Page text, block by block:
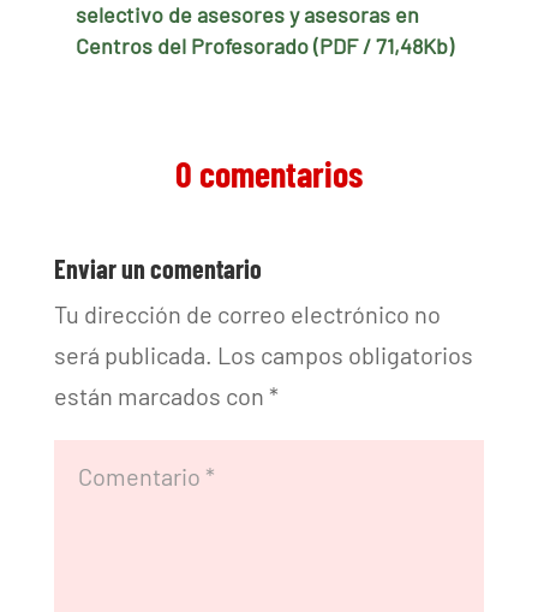
selectivo de asesores y asesoras en
Centros del Profesorado (PDF / 71,48Kb)
0 comentarios
Enviar un comentario
Tu dirección de correo electrónico no
será publicada. Los campos obligatorios
están marcados con *